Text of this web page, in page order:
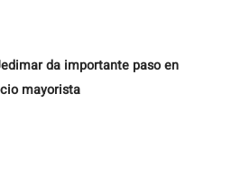
da importante paso en
mayorista